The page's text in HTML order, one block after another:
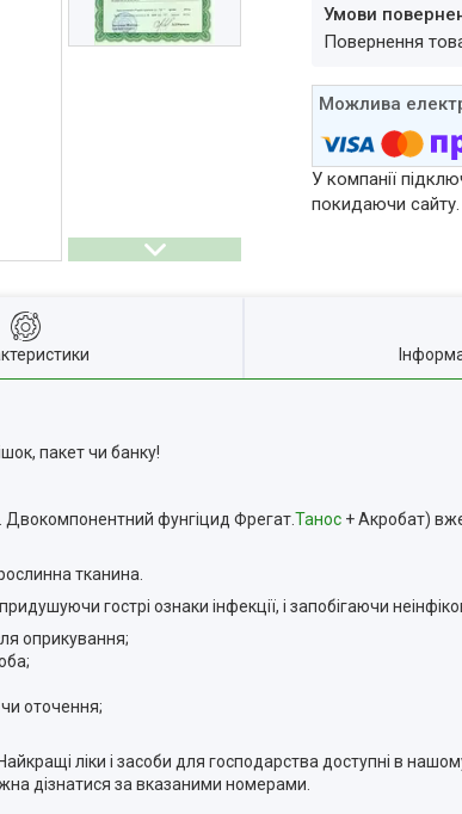
повернення
У компанії
покидаючи сайту.
пакет чи банку!
Двокомпонентний фунгіцид Фрегат.Танос + Акробат)
тканина.
гострі ознаки інфекції, і запобігаючи
оприкування;
оточення;
Найкращі ліки і засоби для господарства доступні в
дізнатися за вказаними номерами.